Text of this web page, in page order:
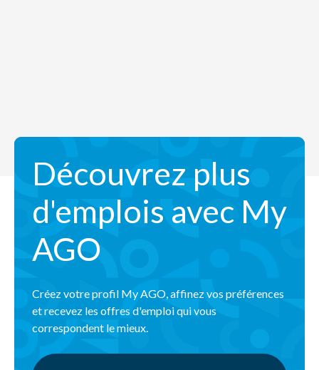
Découvrez plus
d'emplois avec My
AGO
Créez votre profil My AGO, affinez vos préférences
et recevez les offres d'emploi qui vous
correspondent le mieux.